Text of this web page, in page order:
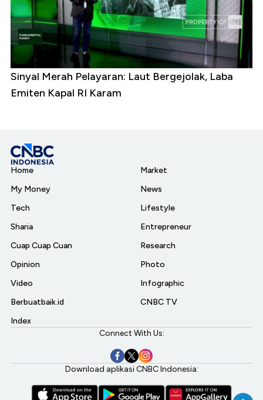
Sinyal Merah Pelayaran: Laut Bergejolak, Laba
Emiten Kapal RI Karam
Home
My Money
Tech
Sharia
Cuap Cuap Cuan
Opinion
Video
Berbuatbaik.id
Index
Market
News
Lifestyle
Entrepreneur
Research
Photo
Infographic
CNBC TV
Connect With Us:
Download aplikasi CNBC Indonesia: